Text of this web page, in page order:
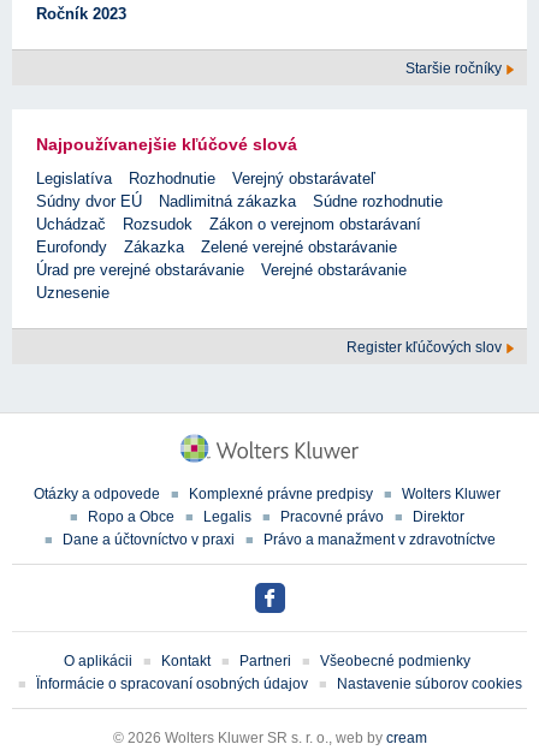
Ročník 2023
Staršie ročníky
Najpoužívanejšie kľúčové slová
Legislatíva Rozhodnutie
Verejný obstarávateľ
Súdny dvor EÚ
Nadlimitná zákazka
Súdne rozhodnutie
Uchádzač
Rozsudok
Zákon o verejnom obstarávaní
Eurofondy
Zákazka
Zelené verejné obstarávanie
Úrad pre verejné obstarávanie
Verejné obstarávanie
Uznesenie
Register kľúčových slov
Otázky a odpovede Komplexné právne predpisy
Wolters Kluwer
Ropo a Obce
Legalis Pracovné právo
Direktor
Dane a účtovníctvo v praxi
Právo a manažment v zdravotníctve
O aplikácii Kontakt Partneri
Všeobecné podmienky
Ïnformácie o spracovaní osobných údajov
Nastavenie súborov cookies
© 2026 Wolters Kluwer SR s. r. o., web by cream